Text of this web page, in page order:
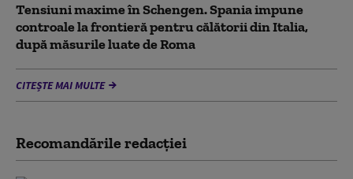
Tensiuni maxime în Schengen. Spania impune
controale la frontieră pentru călătorii din Italia,
după măsurile luate de Roma
CITEȘTE MAI MULTE
Recomandările redacţiei